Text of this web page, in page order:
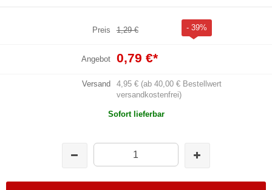
Preis 1,29 € - 39%
Angebot 0,79 €*
Versand
4,95 € (ab 40,00 € Bestellwert
versandkostenfrei)
Sofort lieferbar